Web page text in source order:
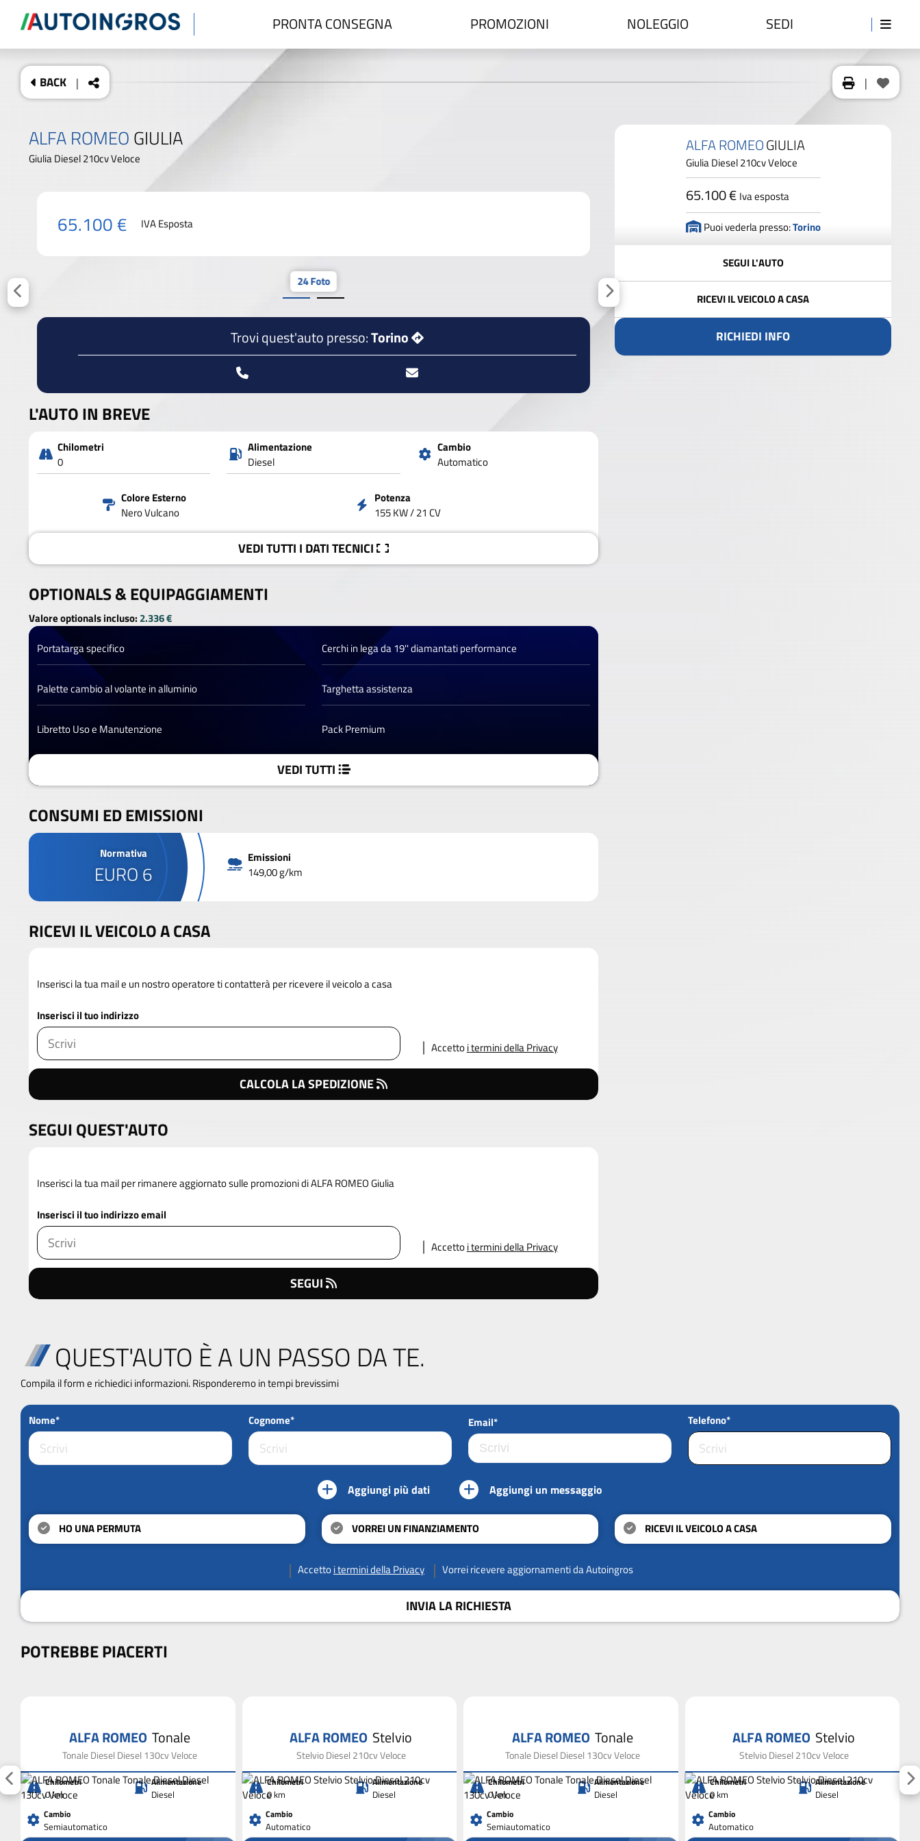
PRONTA CONSEGNA PROMOZIONI NOLEGGIO SEDI
BACK | |
ALFA ROMEO GIULIA
Giulia Diesel 210cv Veloce
65.100 € IVA Esposta
24 Foto
Trovi quest'auto presso:Torino
L'AUTO IN BREVE
Chilometri
0
Alimentazione
Diesel
Cambio
Automatico
Colore Esterno
Nero Vulcano
Potenza
155 KW / 21 CV
VEDITUTTI I DATITECNICI
OPTIONALS &EQUIPAGGIAMENTI
Valore optionals incluso: 2.336 €
Portatarga specifico
Cerchi in lega da 19'' diamantati performance
Palette cambio al volante in alluminio Targhetta assistenza
Libretto Uso e Manutenzione Pack Premium
VEDI TUTTI
CONSUMI ED EMISSIONI
Normativa
EURO 6
Emissioni
149,00 g/km
RICEVI IL VEICOLO A CASA
Inserisci la tua mail e un nostro operatore ti contatterà per ricevere il veicolo a casa
Inserisci il tuo indirizzo
Accettoi termini della Privacy
CALCOLA LA SPEDIZIONE
SEGUI QUEST'AUTO
Inserisci la tua mail per rimanere aggiornato sulle promozioni di ALFA ROMEO Giulia
Inserisci il tuo indirizzo email
Accettoi termini della Privacy
SEGUI
ALFA ROMEOGIULIA
Giulia Diesel 210cv Veloce
65.100 € Iva esposta
Puoi vederla presso:Torino
SEGUI L'AUTO
RICEVI IL VEICOLO A CASA
RICHIEDI INFO
QUEST'AUTO È A UN PASSO DA TE.
Compila il form e richiedici informazioni. Risponderemo in tempi brevissimi
Nome* Cognome* Email* Telefono*
Aggiungi più dati Aggiungi un messaggio
HO UNA PERMUTA VORREI UN FINANZIAMENTO RICEVI IL VEICOLO A CASA
Accettoi termini della Privacy Vorrei ricevere aggiornamenti da Autoingros
INVIA LA RICHIESTA
POTREBBE PIACERTI
ALFA ROMEO Tonale
Tonale Diesel Diesel 130cv Veloce
Chilometri
0 km
Alimentazione
Diesel
Cambio
Semiautomatico
ALFA ROMEO Stelvio
Stelvio Diesel 210cv Veloce
Chilometri
0 km
Alimentazione
Diesel
Cambio
Automatico
ALFA ROMEO Tonale
Tonale Diesel Diesel 130cv Veloce
Chilometri
0 km
Alimentazione
Diesel
Cambio
Semiautomatico
ALFA ROMEO Stelvio
Stelvio Diesel 210cv Veloce
Chilometri
0 km
Alimentazione
Diesel
Cambio
Automatico